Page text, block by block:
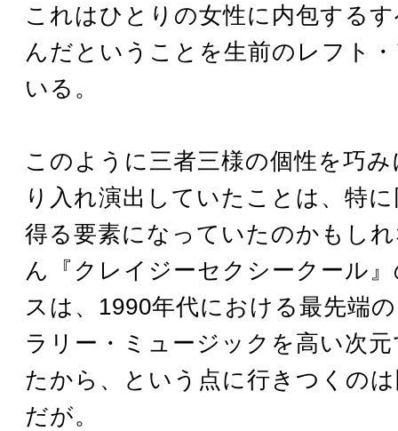
これはひとりの女性に内包する
んだということを生前のレフト
いる。
このように三者三様の個性を巧
り入れ演出していたことは、特
得る要素になっていたのかもし
ん『クレイジーセクシークール
スは、1990年代における最先端
ラリー・ミュージックを高い次
たから、という点に行きつくの
だが。